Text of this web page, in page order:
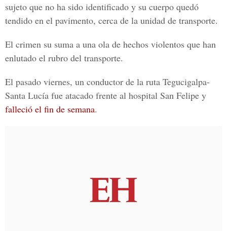
sujeto que no ha sido identificado y su cuerpo quedó
tendido en el pavimento, cerca de la unidad de transporte.
El crimen su suma a una ola de hechos violentos que han
enlutado el rubro del transporte.
El pasado viernes, un conductor de la ruta Tegucigalpa-
Santa Lucía fue atacado frente al hospital San Felipe y
falleció el fin de semana.